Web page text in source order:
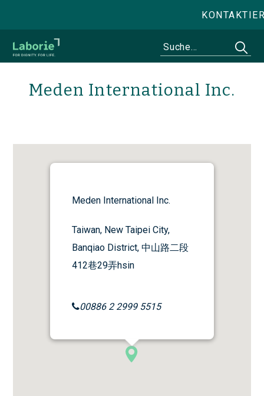
Meden International Inc.
Meden International Inc.
Taiwan, New Taipei City,
Banqiao District, 中山路二段
412巷29弄hsin
00886 2 2999 5515